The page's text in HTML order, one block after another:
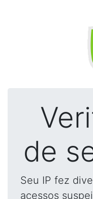
de
Seu IP fez
acessos